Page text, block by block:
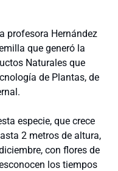
profesora Hernández
que generó la
Naturales que
de Plantas, de
especie, que crece
2 metros de altura,
con flores de
los tiempos